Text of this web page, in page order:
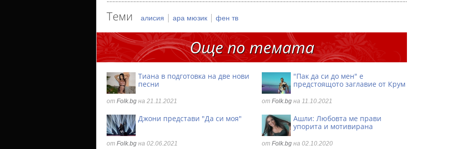
Теми алисия | ара мюзик | фен тв
Още по темата
Тиана в подготовка на две нови
песни
от Folk.bg на 21.11.2021
"Пак да си до мен" е
предстоящото заглавие от Крум
от Folk.bg на 11.10.2021
Джони представи "Да си моя"
от Folk.bg на 02.06.2021
Ашли: Любовта ме прави
упорита и мотивирана
от Folk.bg на 02.10.2020